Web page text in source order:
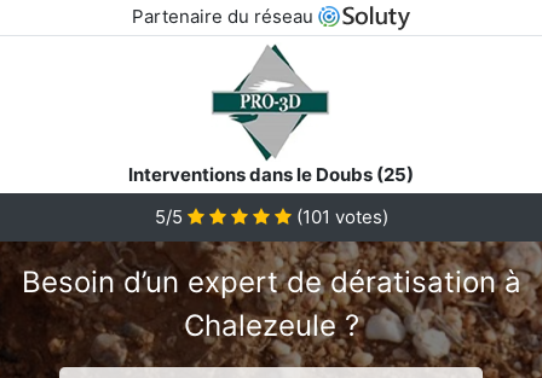
Partenaire du réseau
Interventions dans le Doubs (25)
5/5
(101 votes)
Besoin d’un expert de dératisation à
Chalezeule ?